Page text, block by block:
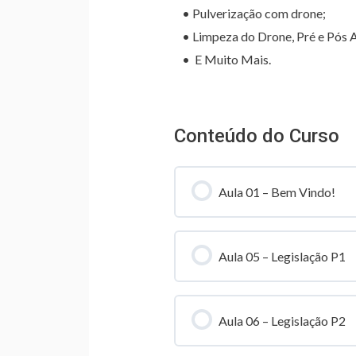
• Pulverização com drone;
• Limpeza do Drone, Pré e Pós
• E Muito Mais.
Conteúdo do Curso
Aula 01 – Bem Vindo!
Aula 05 – Legislação P1
Aula 06 – Legislação P2